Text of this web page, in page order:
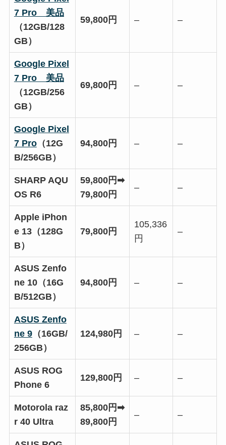
7 Pro 美品
（12GB/128
GB）
59,800円 – –
Google Pixel
7 Pro 美品
（12GB/256
GB）
69,800円 – –
Google Pixel
7 Pro（12G
B/256GB）
94,800円 – –
SHARP AQU
OS R6
59,800円➡
79,800円
– –
Apple iPhon
e 13（128G
B）
79,800円
105,336
円
–
ASUS Zenfo
ne 10（16G
B/512GB）
94,800円 – –
ASUS Zenfo
ne 9（16GB/
256GB）
124,980円 – –
ASUS ROG
Phone 6
129,800円 – –
Motorola raz
r 40 Ultra
85,800円➡
89,800円
– –